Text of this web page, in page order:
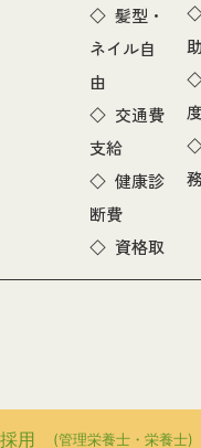
用 (管理栄養士・栄養士)
◇ 髪型・
ネイル自
由
◇ 交通費
支給
◇ 健康診
断費
◇ 資格取
度